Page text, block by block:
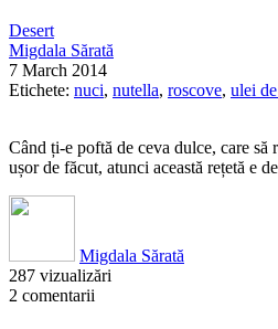
Desert
Migdala Sărată
7 March 2014
Etichete: nuci, nutella, roscove, ulei
Când ți-e poftă de ceva dulce, care să
ușor de făcut, atunci această rețetă e
Migdala Sărată
287 vizualizări
2 comentarii